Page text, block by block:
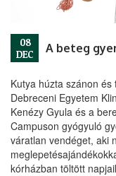
08
DEC
Kutya húzta szánon
Debreceni Egyetem
Kenézy Gyula és a
Campuson gyógyuló
váratlan vendéget, aki
kórházban töltött